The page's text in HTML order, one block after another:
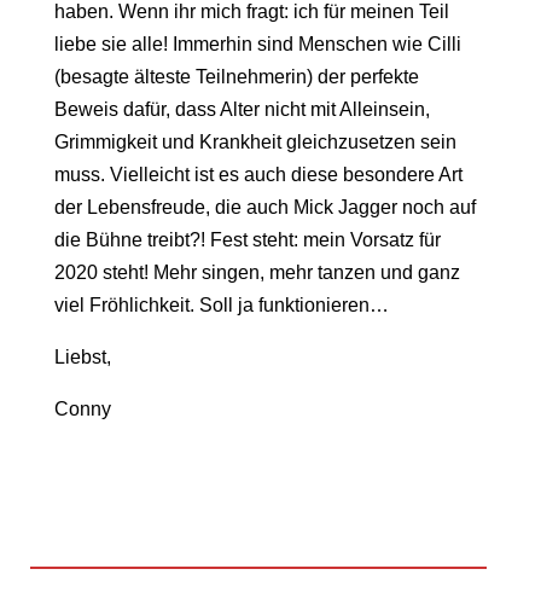
haben. Wenn ihr mich fragt: ich für meinen Teil
liebe sie alle! Immerhin sind Menschen wie Cilli
(besagte älteste Teilnehmerin) der perfekte
Beweis dafür, dass Alter nicht mit Alleinsein,
Grimmigkeit und Krankheit gleichzusetzen sein
muss. Vielleicht ist es auch diese besondere Art
der Lebensfreude, die auch Mick Jagger noch auf
die Bühne treibt?! Fest steht: mein Vorsatz für
2020 steht! Mehr singen, mehr tanzen und ganz
viel Fröhlichkeit. Soll ja funktionieren…
Liebst,
Conny